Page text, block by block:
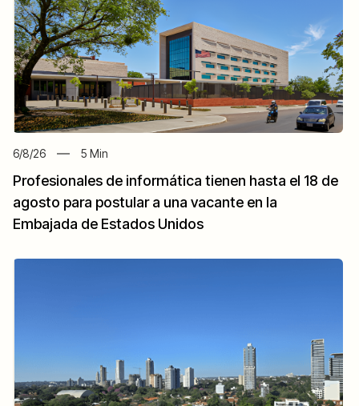
6/8/26 5 Min
Profesionales de informática tienen hasta el 18 de
agosto para postular a una vacante en la
Embajada de Estados Unidos